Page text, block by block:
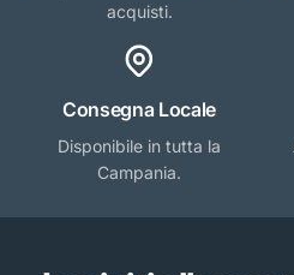
acquisti.
Consegna Locale
Disponibile in tutta la
Campania.